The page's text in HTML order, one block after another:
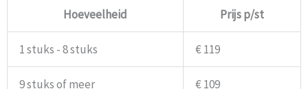
Hoeveelheid Prijs p/st
1 stuks - 8 stuks € 119
9 stuks of meer € 109